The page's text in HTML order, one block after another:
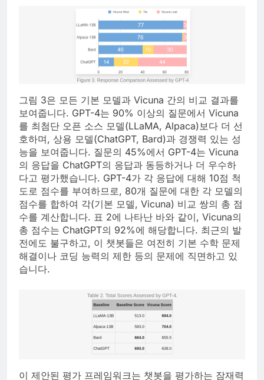
그림 3은 모든 기본 모델과 Vicuna 간의 비교 결과를
보여줍니다. GPT-4는 90% 이상의 질문에서 Vicuna
를 최첨단 오픈 소스 모델(LLaMA, Alpaca)보다 더 선
호하며, 상용 모델(ChatGPT, Bard)과 경쟁력 있는 성
능을 보여줍니다. 질문의 45%에서 GPT-4는 Vicuna
의 응답을 ChatGPT의 응답과 동등하거나 더 우수하
다고 평가했습니다. GPT-4가 각 응답에 대해 10점 척
도로 점수를 부여하므로, 80개 질문에 대한 각 모델의
점수를 합하여 각(기본 모델, Vicuna) 비교 쌍의 총 점
수를 계산합니다. 표 2에 나타난 바와 같이, Vicuna의
총 점수는 ChatGPT의 92%에 해당합니다. 최근의 발
전에도 불구하고, 이 챗봇들은 여전히 기본 수학 문제
해결이나 코딩 능력의 제한 등의 문제에 직면하고 있
습니다.
이 제안된 평가 프레임워크는 챗봇을 평가하는 잠재력